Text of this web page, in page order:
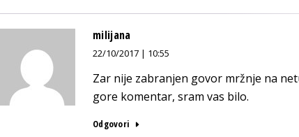
milijana
22/10/2017 | 10:55
Zar nije zabranjen govor mržnje na
gore komentar, sram vas bilo.
Odgovori